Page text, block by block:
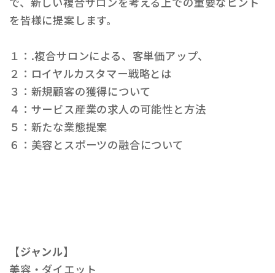
を皆様に提案します。
１：.複合サロンによる、客単価アップ、
２：ロイヤルカスタマー戦略とは
３：新規顧客の獲得について
４：サービス産業の求人の可能性と方法
５：新たな業態提案
６：美容とスポーツの融合について
【ジャンル】
美容・ダイエット